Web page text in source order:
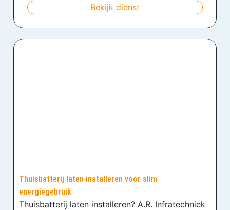
Bekijk dienst
Thuisbatterij laten installeren voor slim
energiegebruik
Thuisbatterij laten installeren? A.R. Infratechniek